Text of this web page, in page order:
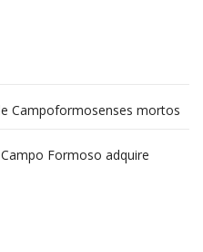
Campoformosenses mortos
em desabamentos são
Formoso adquire